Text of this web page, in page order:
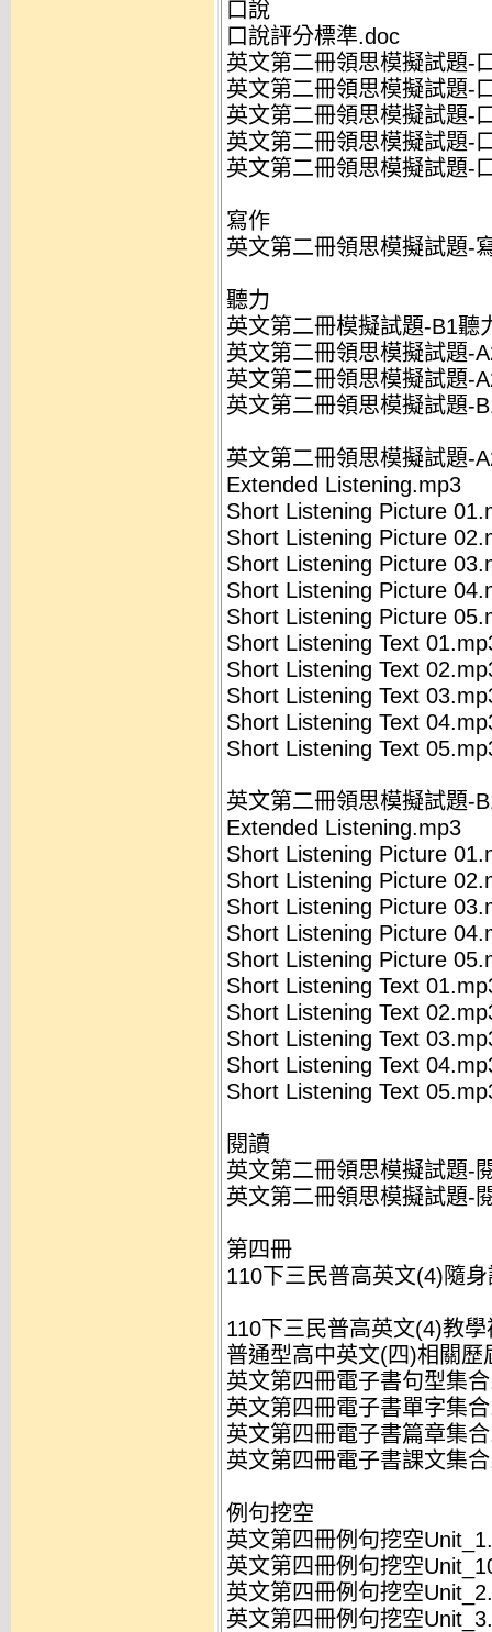
口說
口說評分標準.doc
英文第二冊領思模擬試題-
英文第二冊領思模擬試題-
英文第二冊領思模擬試題-
英文第二冊領思模擬試題-
英文第二冊領思模擬試題-
寫作
英文第二冊領思模擬試題-
聽力
英文第二冊模擬試題-B1聽
英文第二冊領思模擬試題-
英文第二冊領思模擬試題-
英文第二冊領思模擬試題-
英文第二冊領思模擬試題-
Extended Listening.mp3
Short Listening Picture
Short Listening Picture
Short Listening Picture
Short Listening Picture
Short Listening Picture
Short Listening Text
Short Listening Text
Short Listening Text
Short Listening Text
Short Listening Text
英文第二冊領思模擬試題-
Extended Listening.mp3
Short Listening Picture
Short Listening Picture
Short Listening Picture
Short Listening Picture
Short Listening Picture
Short Listening Text
Short Listening Text
Short Listening Text
Short Listening Text
Short Listening Text
閱讀
英文第二冊領思模擬試題-
英文第二冊領思模擬試題-
第四冊
110下三民普高英文(4)隨
110下三民普高英文(4)教
普通型高中英文(四)相關歷
英文第四冊電子書句型集
英文第四冊電子書單字集
英文第四冊電子書篇章集
英文第四冊電子書課文集
例句挖空
英文第四冊例句挖空
英文第四冊例句挖空
英文第四冊例句挖空
英文第四冊例句挖空